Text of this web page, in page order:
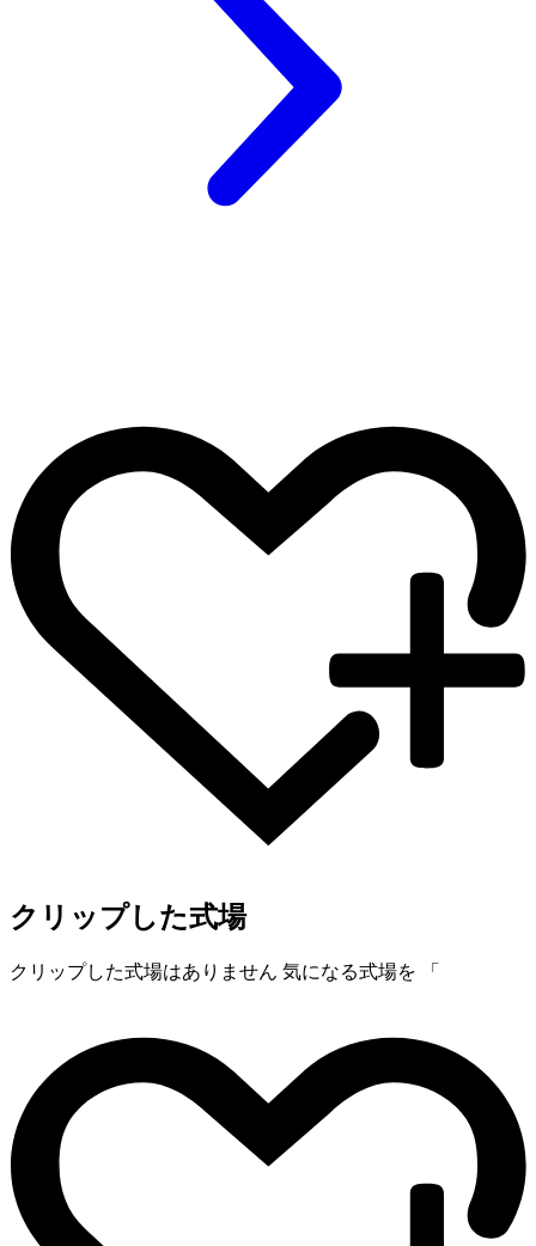
クリップした式場
クリップした式場はありません 気になる式場を 「